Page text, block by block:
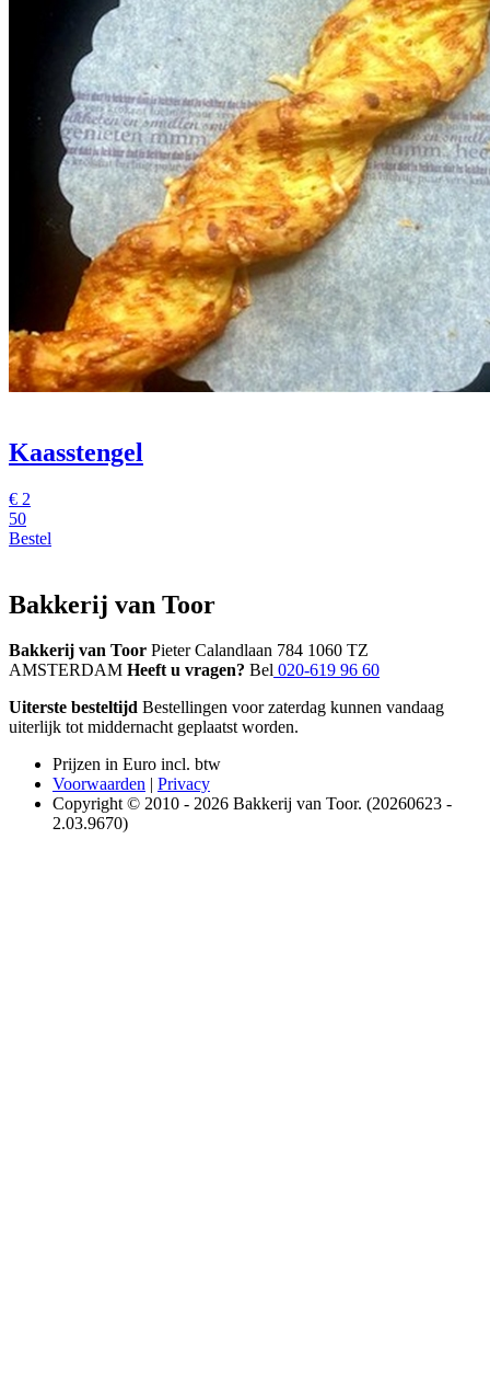
Kaasstengel
€ 2
50
Bestel
Bakkerij van Toor
Bakkerij van Toor Pieter Calandlaan 784 1060 TZ
AMSTERDAM Heeft u vragen? Bel 020-619 96 60
Uiterste besteltijd Bestellingen voor zaterdag kunnen vandaag
uiterlijk tot middernacht geplaatst worden.
Prijzen in Euro incl. btw
Voorwaarden | Privacy
Copyright © 2010 - 2026 Bakkerij van Toor. (20260623 -
2.03.9670)